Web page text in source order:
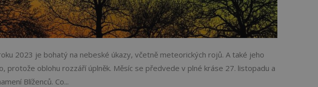
2023 je bohatý na nebeské úkazy, včetně meteorických rojů. A také jeho
protože oblohu rozzáří úplněk. Měsíc se předvede v plné kráse 27. listopadu a
Blíženců. Co...